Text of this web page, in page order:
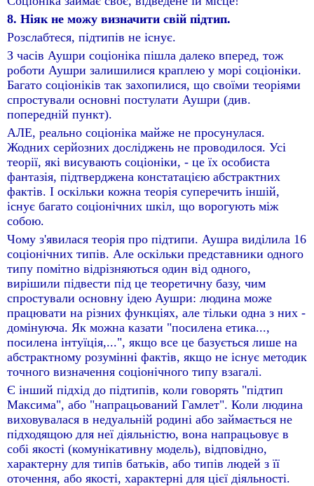
8. Ніяк не можу визначити свій підтип.
Розслабтеся, підтипів не існує.
З часів Аушри соціоніка пішла далеко вперед, тож
роботи Аушри залишилися краплею у морі соціоніки.
Багато соціоніків так захопилися, що своїми теоріями
спростували основні постулати Аушри (див.
попередній пункт).
АЛЕ, реально соціоніка майже не просунулася.
Жодних серйозних досліджень не проводилося. Усі
теорії, які висувають соціоніки, - це їх особиста
фантазія, підтверджена констатацією абстрактних
фактів. І оскільки кожна теорія суперечить іншій,
існує багато соціонічних шкіл, що ворогують між
собою.
Чому з'явилася теорія про підтипи. Аушра виділила 16
соціонічних типів. Але оскільки представники одного
типу помітно відрізняються один від одного,
вирішили підвести під це теоретичну базу, чим
спростували основну ідею Аушри: людина може
працювати на різних функціях, але тільки одна з них -
домінуюча. Як можна казати "посилена етика...,
посилена інтуїція,...", якщо все це базується лише на
абстрактному розумінні фактів, якщо не існує методик
точного визначення соціонічного типу взагалі.
Є інший підхід до підтипів, коли говорять "підтип
Максима", або "напрацьований Гамлет". Коли людина
виховувалася в недуальній родині або займається не
підходящою для неї діяльністю, вона напрацьовує в
собі якості (комунікативну модель), відповідно,
характерну для типів батьків, або типів людей з її
оточення, або якості, характерні для цієї діяльності.